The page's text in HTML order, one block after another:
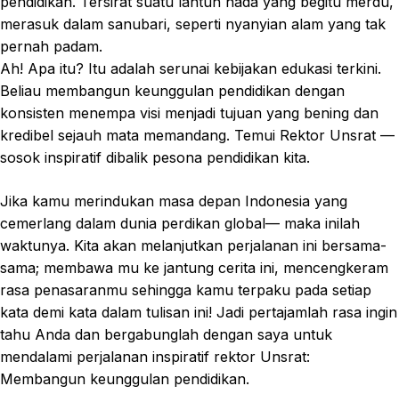
merasuk dalam sanubari, seperti nyanyian alam yang tak
pernah padam.
Ah! Apa itu? Itu adalah serunai kebijakan edukasi terkini.
Beliau membangun keunggulan pendidikan dengan
konsisten menempa visi menjadi tujuan yang bening dan
kredibel sejauh mata memandang. Temui Rektor Unsrat —
sosok inspiratif dibalik pesona pendidikan kita.
Jika kamu merindukan masa depan Indonesia yang
cemerlang dalam dunia perdikan global— maka inilah
waktunya. Kita akan melanjutkan perjalanan ini bersama-
sama; membawa mu ke jantung cerita ini, mencengkeram
rasa penasaranmu sehingga kamu terpaku pada setiap
kata demi kata dalam tulisan ini! Jadi pertajamlah rasa ingin
tahu Anda dan bergabunglah dengan saya untuk
mendalami perjalanan inspiratif rektor Unsrat:
Membangun keunggulan pendidikan.